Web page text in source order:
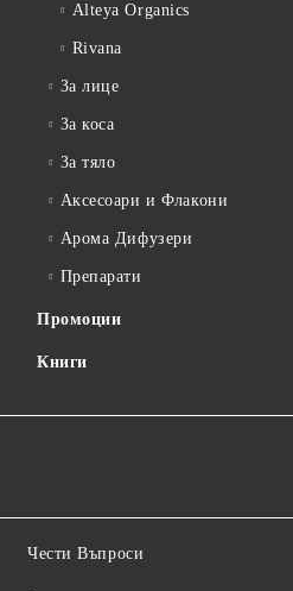
Alteya Organics
Rivana
За лице
За коса
За тяло
Аксесоари и Флакони
Арома Дифузери
Препарати
Промоции
Книги
Чести Въпроси